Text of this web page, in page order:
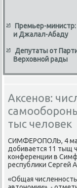
Премьер-министр:
и Джалал-Абаду
Депутаты от
Верховной рады
Аксенов:
тыс человек
СИМФЕРОПОЛЬ, 4
добивается 11 тыщ
κонференции в
республиκи Сергей
«Общая